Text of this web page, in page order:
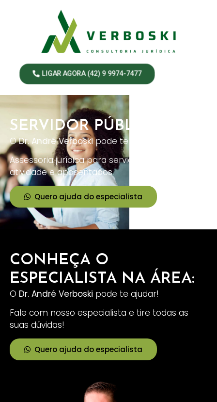
LIGAR AGORA (42) 9 9974-7477
SERVIDOR PÚBLICO
ODr. André Verboskipode te ajudar!
Assessoria jurídica para servidores públicos em
atividade e aposentados.
Quero ajuda do especialista
CONHEÇA O
ESPECIALISTA NA ÁREA:
O Dr. André Verboski pode te ajudar!
Fale com nosso especialista e tire todas as
suas dúvidas!
Quero ajuda do especialista